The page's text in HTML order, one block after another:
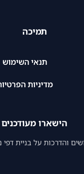
תמיכה
תנאי השימוש
מדיניות
הישארו מעודכנים
והדרכות על בניית